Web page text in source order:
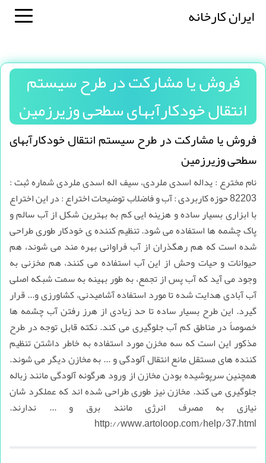
ایران کارخانه
فروش یا مشارکت در طرح سیستم
انتقال خودکارآبهای سطحی وزیرزمین
فروش یا مشارکت در طرح سیستم انتقال خودکارآبهای
سطحی وزیرزمین
نام مخترع : یداله اسدی ملردی، سیف اله اسدی ملردی شماره ثبت :
82203 حوزه کاربردی : آب و فاضلاب توضیحات اختراع : در این اختراع
با ابزاری بسیار ساده و هزینه ایی کم به بهترین شکل از آب سالم و
پاک چشمه ها استفاده می شود. تنظیم کننده ی خودکار طوری طراحی
شده است که هم رهگذران از آب فراوانی بهره مند می شوند، هم
حیوانات و حیات وحش از این آب استفاده می کنند، هم مخزنی به
وجود می آید که آب پس از تجمع، به طور بهینه به سمت شبکه اصلی
آب آبادی هدایت شده تا مورد استفاده آشامیدنی، کشاورزی و... قرار
گیرد. این طرح بسیار ساده تا حد زیادی از هرز رفتن آب چشمه ها
خصوصاً در مناطق کم آب جلوگیری می کند. نکته قابل توجه در طرح
مذکور این است که سه مخزن مورد استفاده به خاطر داشتن تنظیم
کننده های مستقل مانع انتقال آلودگی و ... به مخازن دیگر می شوند.
همچنین سرپوشیده بودن مخازن از ورود هرگونه آلودگی مانند زباله
جلوگیری می کند. مخازن نیز طوری طراحی شده اند که عملکرد شان
نیازی به مصرف انرژی مانند برق و ... ندارند.
http://www.artoloop.com/help/37.html